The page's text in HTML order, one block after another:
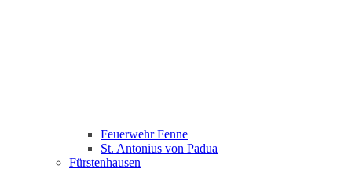
Feuerwehr Fenne
St. Antonius von Padua
Fürstenhausen